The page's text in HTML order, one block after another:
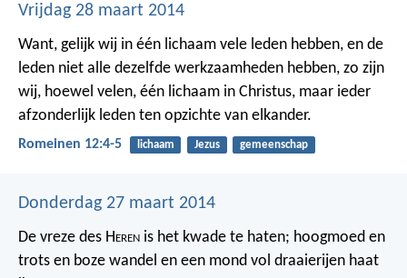
Vrijdag 28 maart 2014
Want, gelijk wij in één lichaam vele leden hebben, en de
leden niet alle dezelfde werkzaamheden hebben, zo zijn
wij, hoewel velen, één lichaam in Christus, maar ieder
afzonderlijk leden ten opzichte van elkander.
Romeinen 12:4-5 lichaam Jezus gemeenschap
Donderdag 27 maart 2014
De vreze des Heren is het kwade te haten; hoogmoed en
trots en boze wandel en een mond vol draaierijen haat